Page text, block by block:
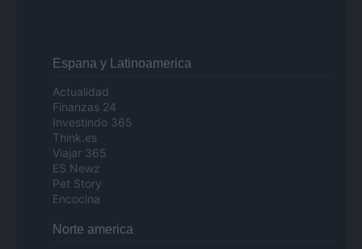
Espana y Latinoamerica
Actualidad
Finanzas 24
Investindo 365
Think.es
Viajar 365
ES Newz
Pet Story
Encocina
Norte america